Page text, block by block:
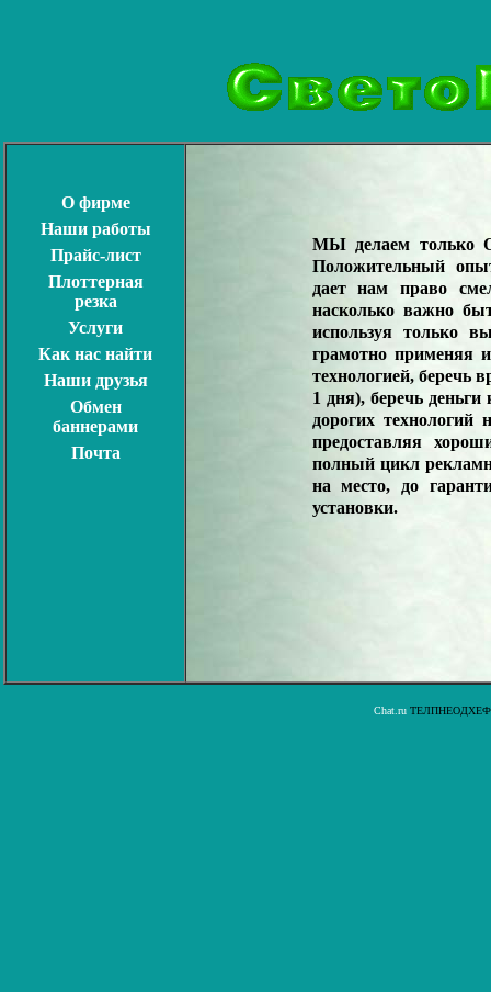
О фирме
Наши работы
Прайс-лист
Плоттерная
резка
Услуги
Как нас найти
Наши друзья
Обмен
баннерами
Почта
МЫ делаем
Положительный
дает нам право
насколько важно
используя только
грамотно применяя
технологией, беречь
1 дня), беречь
дорогих
предоставляя
полный цикл
на место, до
установки.
Chat.ru